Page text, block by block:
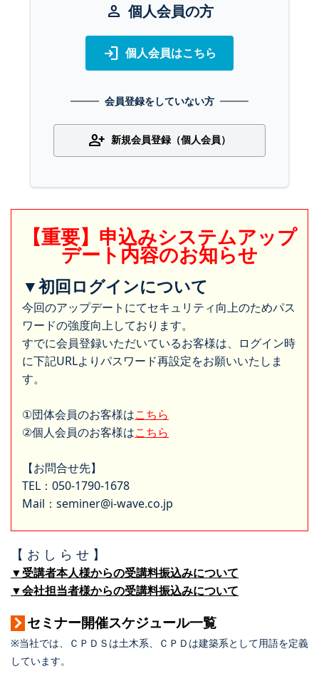
person 個人会員の方
login 個人会員はこちら
会員登録をしていない方
person_add 新規会員登録（個人会員）
【重要】申込みシステムアップ
デート内容のお知らせ
▼初回ログインについて
今回のアップデートにてセキュリティ向上のためパス
ワードの強度向上しております。
すでに会員登録いただいているお客様は、ログイン時
に下記URLよりパスワード再設定をお願いいたしま
す。
①団体会員のお客様はこちら
②個人会員のお客様はこちら
【お問合せ先】
TEL：050-1790-1678
Mail：seminer@i-wave.co.jp
【 お し ら せ 】
▼受講者本人様からの受講料振込みについて
▼会社担当者様からの受講料振込みについて
セミナー開催スケジュール一覧
※当社では、ＣＰＤＳは土木系、ＣＰＤは建築系として用語を定義
しています。